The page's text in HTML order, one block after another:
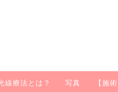
線療法とは？ 写真 【施